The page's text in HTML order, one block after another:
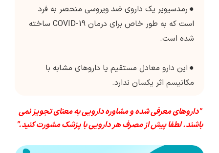
● رمدسیویر یک داروی ضد ویروسی منحصر به فرد
است که به طور خاص برای درمان COVID-19 ساخته
شده است.
● این دارو معادل مستقیم یا داروهای مشابه با
مکانیسم اثر یکسان ندارد.
"داروهای معرفی شده و مشاوره دارویی به معنای تجویز نمی
باشند. لطفا پیش از مصرف هر دارویی با پزشک مشورت کنید."